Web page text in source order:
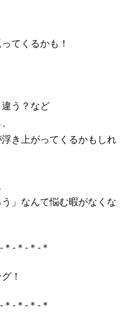
てくるかも！
う？など
き上がってくるかもしれ
」なんて悩む暇がなくな
-＊-＊-＊
！
-＊-＊-＊